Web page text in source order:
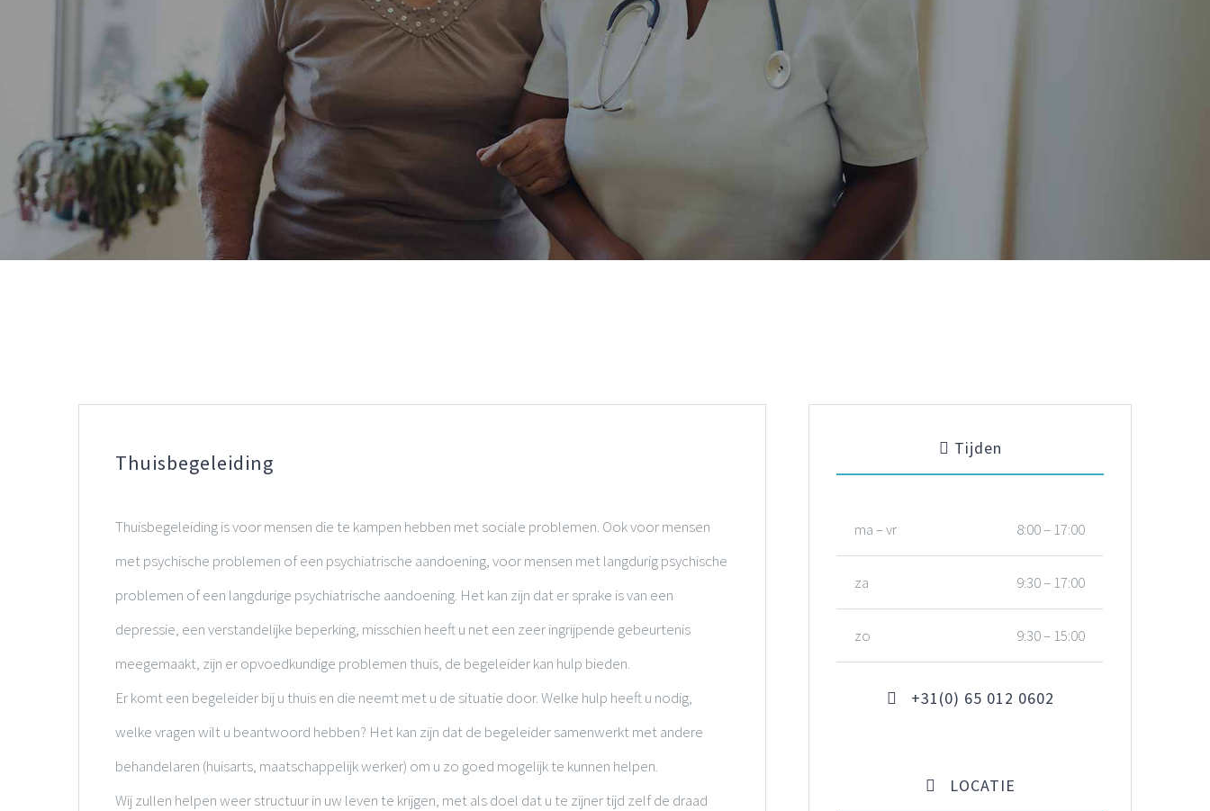
Thuisbegeleiding
Thuisbegeleiding is voor mensen die te kampen hebben met sociale problemen. Ook voor mensen
met psychische problemen of een psychiatrische aandoening, voor mensen met langdurig psychische
problemen of een langdurige psychiatrische aandoening. Het kan zijn dat er sprake is van een
depressie, een verstandelijke beperking, misschien heeft u net een zeer ingrijpende gebeurtenis
meegemaakt, zijn er opvoedkundige problemen thuis, de begeleider kan hulp bieden.
Er komt een begeleider bij u thuis en die neemt met u de situatie door. Welke hulp heeft u nodig,
welke vragen wilt u beantwoord hebben? Het kan zijn dat de begeleider samenwerkt met andere
behandelaren (huisarts, maatschappelijk werker) om u zo goed mogelijk te kunnen helpen.
Wij zullen helpen weer structuur in uw leven te krijgen, met als doel dat u te zijner tijd zelf de draad
Tijden
ma – vr 8:00 – 17:00
za 9:30 – 17:00
zo 9:30 – 15:00
+31(0) 65 012 0602
LOCATIE